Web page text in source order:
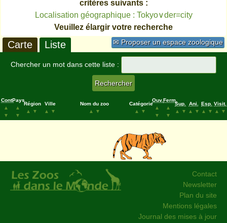
critères suivants :
Localisation géographique : Tokyo∨der=city
Veuillez élargir votre recherche
✉ Proposer un espace zoologique
Carte Liste
Chercher un mot dans cette liste :
Cont.
▲
▼
Pays
▲
▼
Région
▲
▼
Ville
▲
▼
Nom du zoo
▲
▼
Catégorie
▲
▼
Ouv.
▲
▼
Ferm.
▲
▼
Sup.
▲
▼
Ani.
▲
▼
Esp.
▲
▼
Visit.
▲
▼
Contact
Newsletter
Plan du site
Mentions légales
Journal des mises à jour